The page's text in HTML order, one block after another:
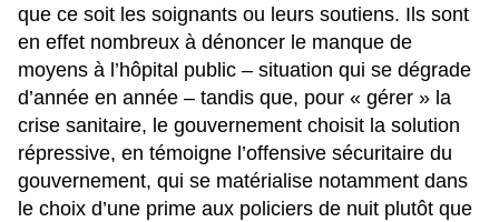
que ce soit les soignants ou leurs soutiens. Ils sont
en effet nombreux à dénoncer le manque de
moyens à l’hôpital public – situation qui se dégrade
d’année en année – tandis que, pour « gérer » la
crise sanitaire, le gouvernement choisit la solution
répressive, en témoigne l’offensive sécuritaire du
gouvernement, qui se matérialise notamment dans
le choix d’une prime aux policiers de nuit plutôt que